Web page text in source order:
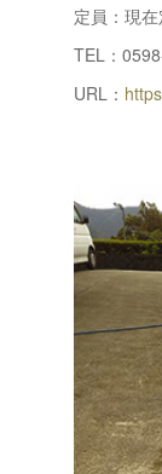
定員：現
TEL：
URL：